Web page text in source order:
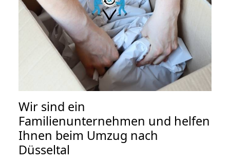
Wir sind ein
Familienunternehmen und helfen
Ihnen beim Umzug nach
Düsseltal